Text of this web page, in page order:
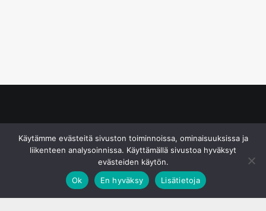
Käytämme evästeitä sivuston toiminnoissa, ominaisuuksissa ja
liikenteen analysoinnissa. Käyttämällä sivustoa hyväksyt
evästeiden käytön.
Ok
En hyväksy Lisätietoja